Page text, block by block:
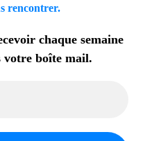
rencontrer.
chaque semaine
votre boîte mail.